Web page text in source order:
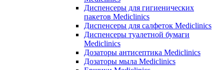
Диспенсеры для гигиенических
пакетов Mediclinics
Диспенсеры для салфеток Mediclinics
Диспенсеры туалетной бумаги
Mediclinics
Дозаторы антисептика Mediclinics
Дозаторы мыла Mediclinics